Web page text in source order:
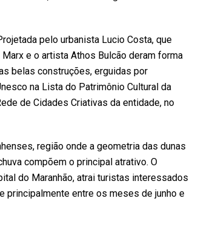
pelo urbanista Lucio Costa, que
e o artista Athos Bulcão deram forma
belas construções, erguidas por
na Lista do Patrimônio Cultural da
de Cidades Criativas da entidade, no
região onde a geometria das dunas
compõem o principal atrativo. O
do Maranhão, atrai turistas interessados
principalmente entre os meses de junho e